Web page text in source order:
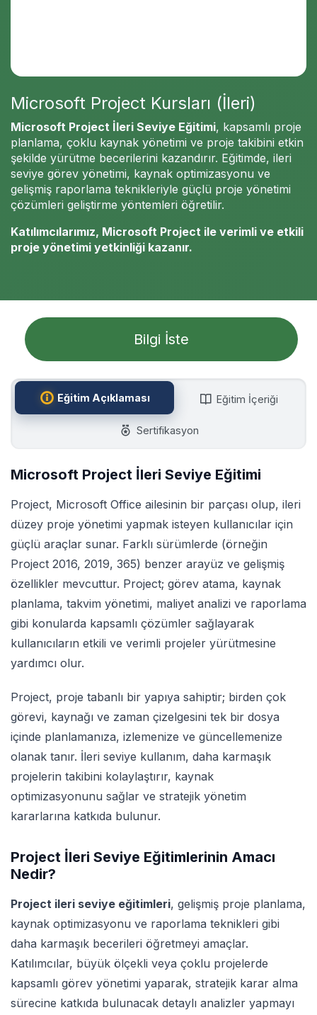
Microsoft Project Kursları (İleri)
Microsoft Project İleri Seviye Eğitimi, kapsamlı proje
planlama, çoklu kaynak yönetimi ve proje takibini etkin
şekilde yürütme becerilerini kazandırır. Eğitimde, ileri
seviye görev yönetimi, kaynak optimizasyonu ve
gelişmiş raporlama teknikleriyle güçlü proje yönetimi
çözümleri geliştirme yöntemleri öğretilir.
Katılımcılarımız, Microsoft Project ile verimli ve etkili
proje yönetimi yetkinliği kazanır.
Bilgi İste
Eğitim Açıklaması Eğitim İçeriği
Sertifikasyon
Microsoft Project İleri Seviye Eğitimi
Project, Microsoft Office ailesinin bir parçası olup, ileri
düzey proje yönetimi yapmak isteyen kullanıcılar için
güçlü araçlar sunar. Farklı sürümlerde (örneğin
Project 2016, 2019, 365) benzer arayüz ve gelişmiş
özellikler mevcuttur. Project; görev atama, kaynak
planlama, takvim yönetimi, maliyet analizi ve raporlama
gibi konularda kapsamlı çözümler sağlayarak
kullanıcıların etkili ve verimli projeler yürütmesine
yardımcı olur.
Project, proje tabanlı bir yapıya sahiptir; birden çok
görevi, kaynağı ve zaman çizelgesini tek bir dosya
içinde planlamanıza, izlemenize ve güncellemenize
olanak tanır. İleri seviye kullanım, daha karmaşık
projelerin takibini kolaylaştırır, kaynak
optimizasyonunu sağlar ve stratejik yönetim
kararlarına katkıda bulunur.
Project İleri Seviye Eğitimlerinin Amacı
Nedir?
Project ileri seviye eğitimleri, gelişmiş proje planlama,
kaynak optimizasyonu ve raporlama teknikleri gibi
daha karmaşık becerileri öğretmeyi amaçlar.
Katılımcılar, büyük ölçekli veya çoklu projelerde
kapsamlı görev yönetimi yaparak, stratejik karar alma
sürecine katkıda bulunacak detaylı analizler yapmayı